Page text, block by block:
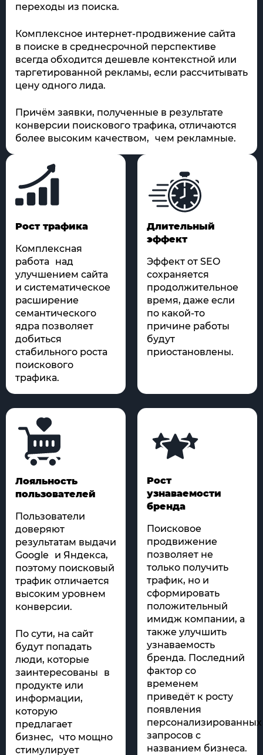
переходы из поиска.
Комплексное интернет-продвижение сайта
в поиске в среднесрочной перспективе
всегда обходится дешевле контекстной или
таргетированной рекламы, если рассчитывать
цену одного лида.
Причём заявки, полученные в результате
конверсии поискового трафика, отличаются
более высоким качеством, чем рекламные.
Рост трафика
Комплексная
работа над
улучшением сайта
и систематическое
расширение
семантического
ядра позволяет
добиться
стабильного роста
поискового
трафика.
Длительный
эффект
Эффект от SEO
сохраняется
продолжительное
время, даже если
по какой-то
причине работы
будут
приостановлены.
Лояльность
пользователей
Пользователи
доверяют
результатам выдачи
Google и Яндекса,
поэтому поисковый
трафик отличается
высоким уровнем
конверсии.
По сути, на сайт
будут попадать
люди, которые
заинтересованы в
продукте или
информации,
которую
предлагает
бизнес, что мощно
стимулирует
Рост
узнаваемости
бренда
Поисковое
продвижение
позволяет не
только получить
трафик, но и
сформировать
положительный
имидж компании, а
также улучшить
узнаваемость
бренда. Последний
фактор со
временем
приведёт к росту
появления
персонализированных
запросов с
названием бизнеса.